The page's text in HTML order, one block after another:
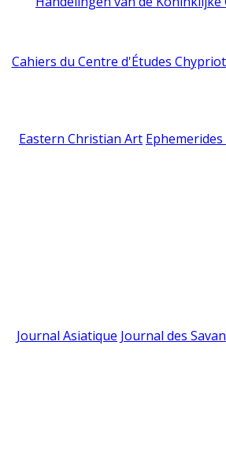
Cahiers du Centre d'Études
Eastern Christian Art
Journal Asiatique Journal des